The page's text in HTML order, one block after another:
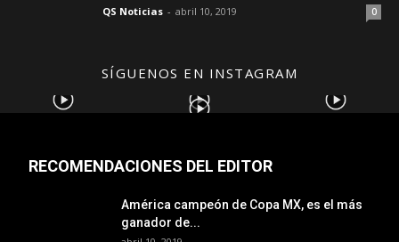
QS Noticias - abril 10, 2019 0
SÍGUENOS EN INSTAGRAM
RECOMENDACIONES DEL EDITOR
América campeón de Copa MX, es el más
ganador de...